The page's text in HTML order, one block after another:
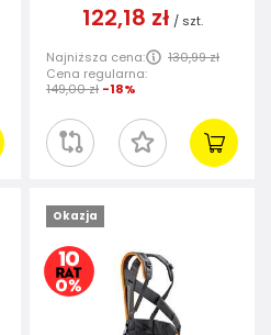
122,18 zł / szt.
Najniższa cena:
130,99 zł
Cena regularna:
149,00 zł -18%
Okazja